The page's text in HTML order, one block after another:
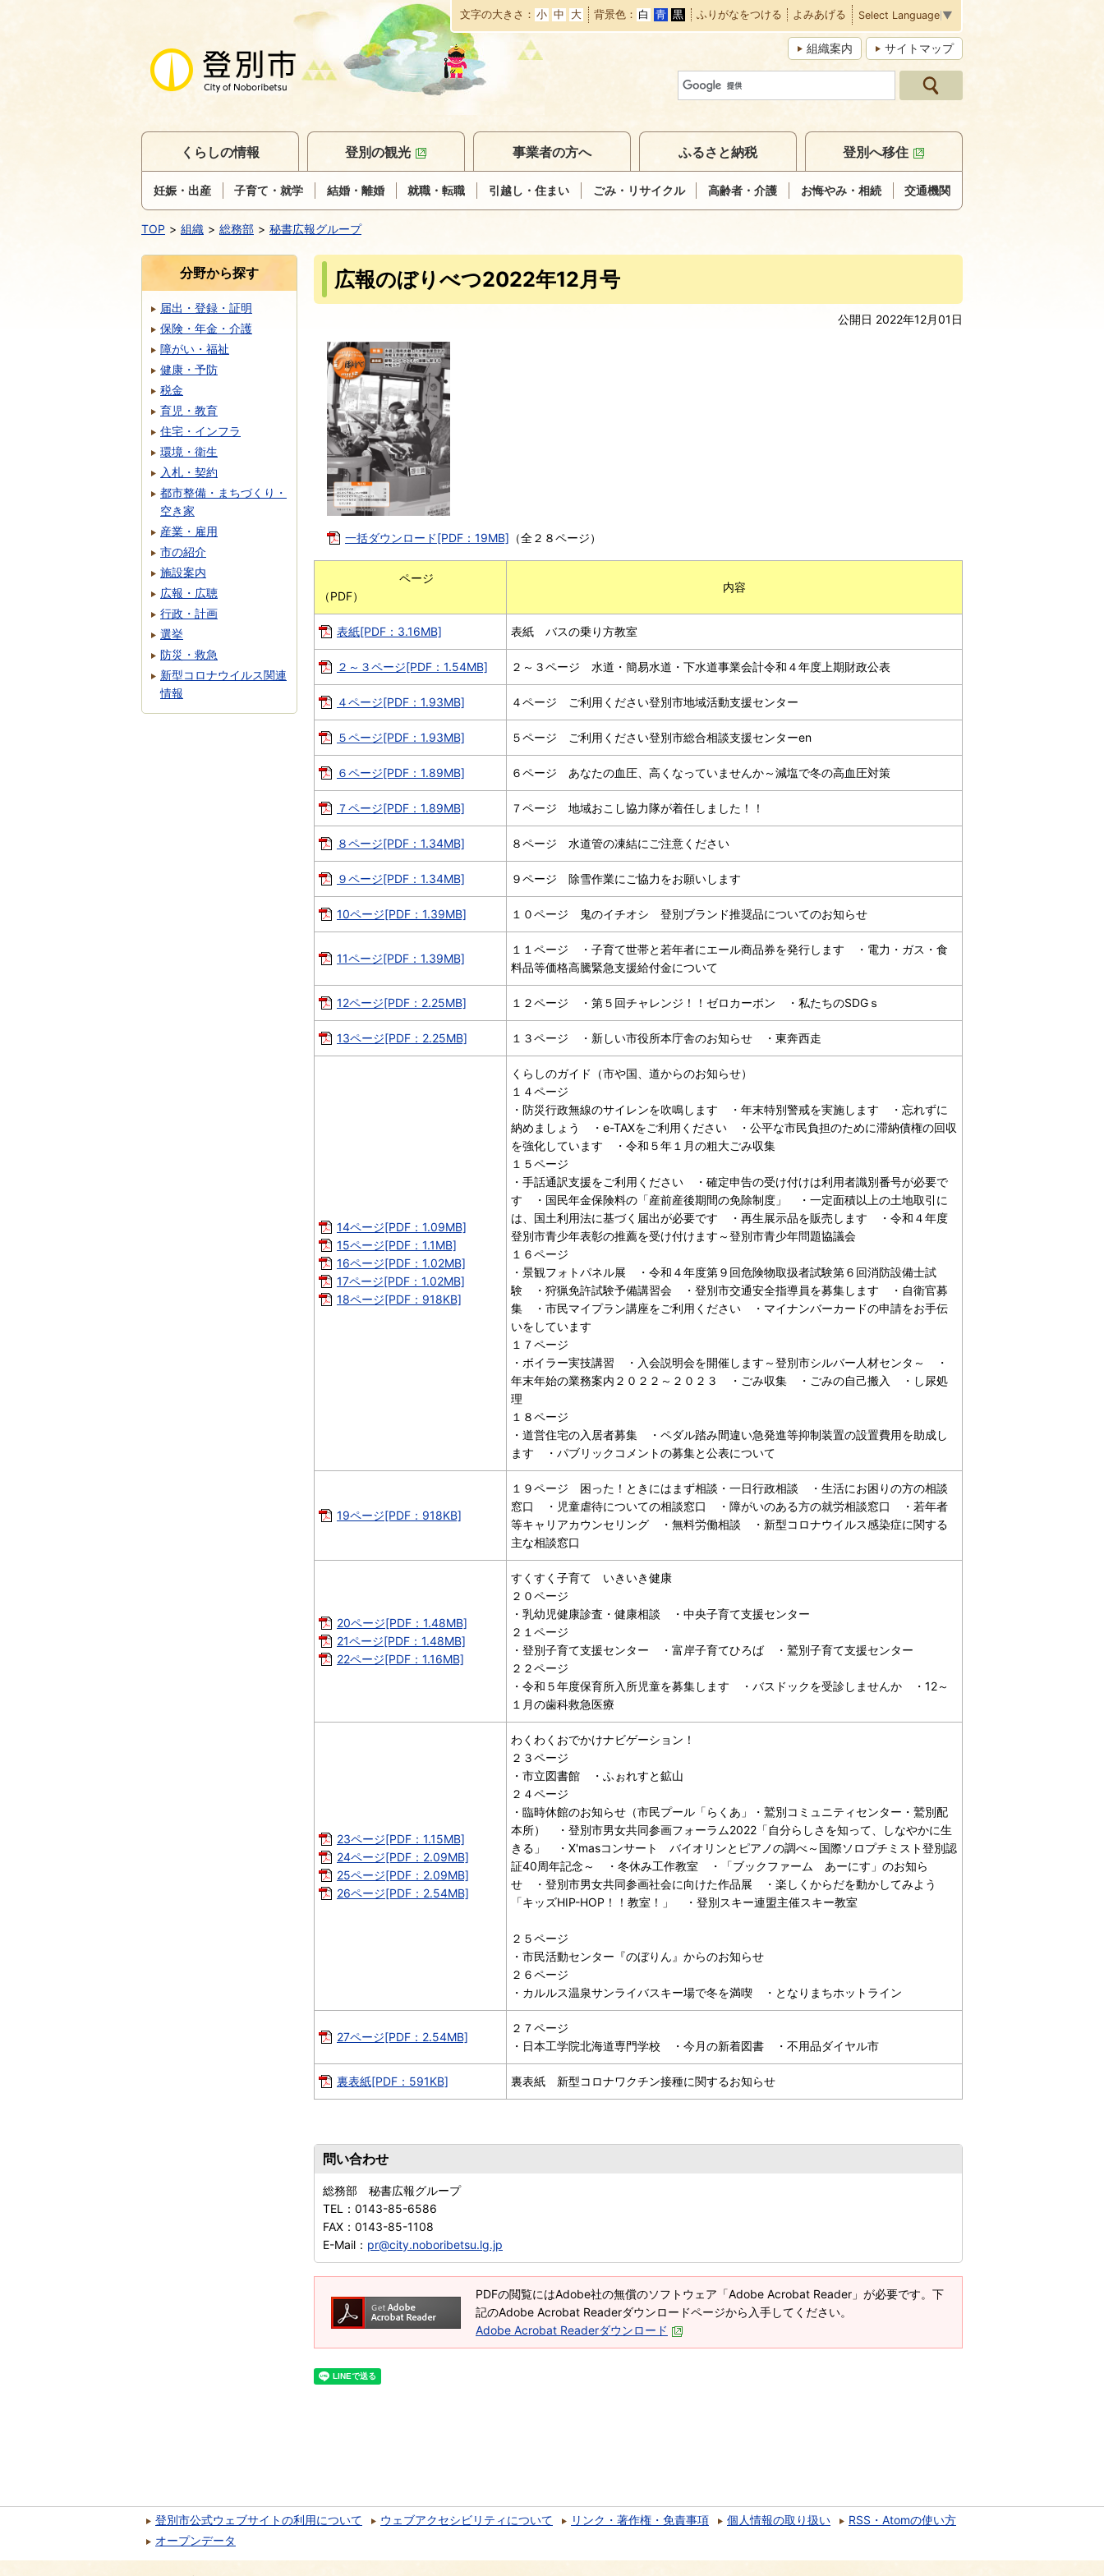
本
文
へ
移
動
文字の大きさ 小 中 大 背景色 白 青 黒 ふりがなをつける よみあげる Select Language ▼
組織案内 サイトマップ
くらしの情報
妊娠・出産 子育て・就学 結婚・離婚 就職・転職 引越し・住まい ごみ・リサイクル 高齢者・介護 お悔やみ・相続 交通機関
登別の観光 事業者の方へ ふるさと納税 登別へ移住
TOP 組織 総務部 秘書広報グループ
広報のぼりべつ2022年12月号
公開日 2022年12月01日
一括ダウンロード[PDF：19MB] （全２８ページ）
ページ
（PDF）
内容
表紙[PDF：3.16MB] 表紙 バスの乗り方教室
２～３ページ[PDF：1.54MB] ２～３ページ 水道・簡易水道・下水道事業会計令和４年度上期財政公表
４ページ[PDF：1.93MB] ４ページ ご利用ください登別市地域活動支援センター
５ページ[PDF：1.93MB] ５ページ ご利用ください登別市総合相談支援センターen
６ページ[PDF：1.89MB] ６ページ あなたの血圧、高くなっていませんか～減塩で冬の高血圧対策
７ページ[PDF：1.89MB] ７ページ 地域おこし協力隊が着任しました！！
８ページ[PDF：1.34MB] ８ページ 水道管の凍結にご注意ください
９ページ[PDF：1.34MB] ９ページ 除雪作業にご協力をお願いします
10ページ[PDF：1.39MB] １０ページ 鬼のイチオシ 登別ブランド推奨品についてのお知らせ
11ページ[PDF：1.39MB]
１１ページ ・子育て世帯と若年者にエール商品券を発行します ・電力・ガス・食
料品等価格高騰緊急支援給付金について
12ページ[PDF：2.25MB] １２ページ ・第５回チャレンジ！！ゼロカーボン ・私たちのSDGｓ
13ページ[PDF：2.25MB] １３ページ ・新しい市役所本庁舎のお知らせ ・東奔西走
14ページ[PDF：1.09MB]
15ページ[PDF：1.1MB]
16ページ[PDF：1.02MB]
17ページ[PDF：1.02MB]
18ページ[PDF：918KB]
くらしのガイド（市や国、道からのお知らせ）
１４ページ
・防災行政無線のサイレンを吹鳴します ・年末特別警戒を実施します ・忘れずに
納めましょう ・e-TAXをご利用ください ・公平な市民負担のために滞納債権の回収
を強化しています ・令和５年１月の粗大ごみ収集
１５ページ
・手話通訳支援をご利用ください ・確定申告の受け付けは利用者識別番号が必要で
す ・国民年金保険料の「産前産後期間の免除制度」 ・一定面積以上の土地取引に
は、国土利用法に基づく届出が必要です ・再生展示品を販売します ・令和４年度
登別市青少年表彰の推薦を受け付けます～登別市青少年問題協議会
１６ページ
・景観フォトパネル展 ・令和４年度第９回危険物取扱者試験第６回消防設備士試
験 ・狩猟免許試験予備講習会 ・登別市交通安全指導員を募集します ・自衛官募
集 ・市民マイプラン講座をご利用ください ・マイナンバーカードの申請をお手伝
いをしています
１７ページ
・ボイラー実技講習 ・入会説明会を開催します～登別市シルバー人材センタ～ ・
年末年始の業務案内２０２２～２０２３ ・ごみ収集 ・ごみの自己搬入 ・し尿処
理
１８ページ
・道営住宅の入居者募集 ・ペダル踏み間違い急発進等抑制装置の設置費用を助成し
ます ・パブリックコメントの募集と公表について
19ページ[PDF：918KB]
１９ページ 困った！ときにはまず相談・一日行政相談 ・生活にお困りの方の相談
窓口 ・児童虐待についての相談窓口 ・障がいのある方の就労相談窓口 ・若年者
等キャリアカウンセリング ・無料労働相談 ・新型コロナウイルス感染症に関する
主な相談窓口
20ページ[PDF：1.48MB]
21ページ[PDF：1.48MB]
22ページ[PDF：1.16MB]
すくすく子育て いきいき健康
２０ページ
・乳幼児健康診査・健康相談 ・中央子育て支援センター
２１ページ
・登別子育て支援センター ・富岸子育てひろば ・鷲別子育て支援センター
２２ページ
・令和５年度保育所入所児童を募集します ・バスドックを受診しませんか ・12～
１月の歯科救急医療
23ページ[PDF：1.15MB]
24ページ[PDF：2.09MB]
25ページ[PDF：2.09MB]
26ページ[PDF：2.54MB]
わくわくおでかけナビゲーション！
２３ページ
・市立図書館 ・ふぉれすと鉱山
２４ページ
・臨時休館のお知らせ（市民プール「らくあ」・鷲別コミュニティセンター・鷲別配
本所） ・登別市男女共同参画フォーラム2022「自分らしさを知って、しなやかに生
きる」 ・X'masコンサート バイオリンとピアノの調べ～国際ソロプチミスト登別認
証40周年記念～ ・冬休み工作教室 ・「ブックファーム あーにす」のお知ら
せ ・登別市男女共同参画社会に向けた作品展 ・楽しくからだを動かしてみよう
「キッズHIP-HOP！！教室！」 ・登別スキー連盟主催スキー教室
２５ページ
・市民活動センター『のぼりん』からのお知らせ
２６ページ
・カルルス温泉サンライバスキー場で冬を満喫 ・となりまちホットライン
27ページ[PDF：2.54MB]
２７ページ
・日本工学院北海道専門学校 ・今月の新着図書 ・不用品ダイヤル市
裏表紙[PDF：591KB] 裏表紙 新型コロナワクチン接種に関するお知らせ
問い合わせ
総務部 秘書広報グループ
TEL： 0143-85-6586
FAX： 0143-85-1108
E-Mail： pr@city.noboribetsu.lg.jp
PDFの閲覧にはAdobe社の無償のソフトウェア「Adobe Acrobat Reader」が必要です。下
記のAdobe Acrobat Readerダウンロードページから入手してください。
Adobe Acrobat Readerダウンロード
分野から探す
届出・登録・証明
保険・年金・介護
障がい・福祉
健康・予防
税金
育児・教育
住宅・インフラ
環境・衛生
入札・契約
都市整備・まちづくり・
空き家
産業・雇用
市の紹介
施設案内
広報・広聴
行政・計画
選挙
防災・救急
新型コロナウイルス関連
情報
登別市公式ウェブサイトの利用について ウェブアクセシビリティについて リンク・著作権・免責事項 個人情報の取り扱い
RSS・Atomの使い方
オープンデータ